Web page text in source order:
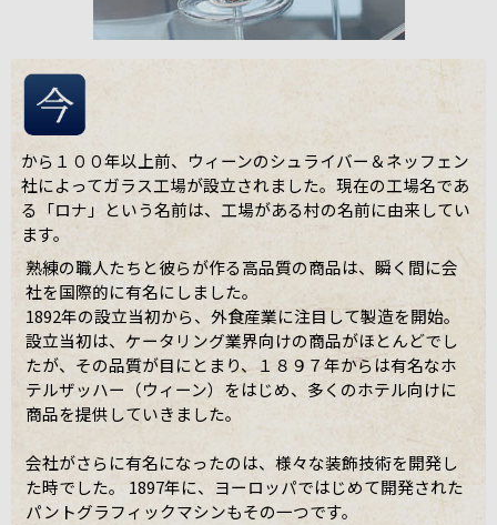
から１００年以上前、ウィーンのシュライバー＆ネッフェン
社によってガラス工場が設立されました。現在の工場名であ
る「ロナ」という名前は、工場がある村の名前に由来してい
ます。
熟練の職人たちと彼らが作る高品質の商品は、瞬く間に会
社を国際的に有名にしました。
1892年の設立当初から、外食産業に注目して製造を開始。
設立当初は、ケータリング業界向けの商品がほとんどでし
たが、その品質が目にとまり、１８９７年からは有名なホ
テルザッハー（ウィーン）をはじめ、多くのホテル向けに
商品を提供していきました。
会社がさらに有名になったのは、様々な装飾技術を開発し
た時でした。 1897年に、ヨーロッパではじめて開発された
パントグラフィックマシンもその一つです。